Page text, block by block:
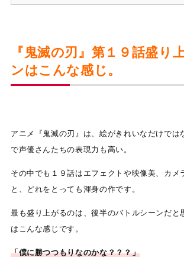
『鬼滅の刃』第１９話盛り
ンはこんな感じ。
アニメ『鬼滅の刃』は、絵がきれいなだけでは
で声優さんたちの表現力も高い。
その中でも１９話はエフェクトや映像美、カメ
と、どれをとっても渾身の作です。
最も盛り上がるのは、後半のバトルシーンだと
はこんな感じです。
「僕に勝つつもりなのかな？？？」